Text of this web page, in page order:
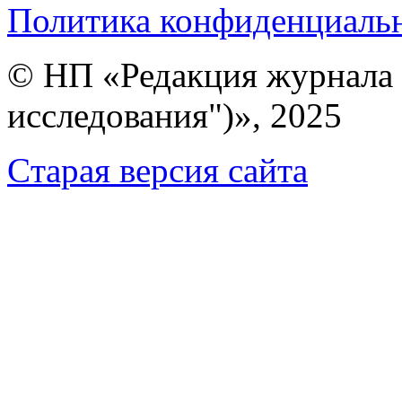
Политика
© НП «Редакция
исследования")», 2025
Cтарая версия сайта